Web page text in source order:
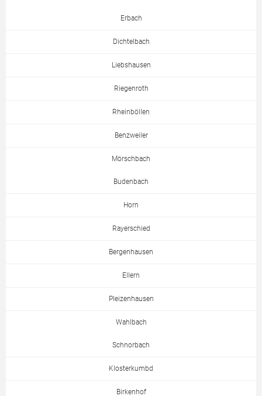
Erbach
Dichtelbach
Liebshausen
Riegenroth
Rheinböllen
Benzweiler
Mörschbach
Budenbach
Horn
Rayerschied
Bergenhausen
Ellern
Pleizenhausen
Wahlbach
Schnorbach
Klosterkumbd
Birkenhof